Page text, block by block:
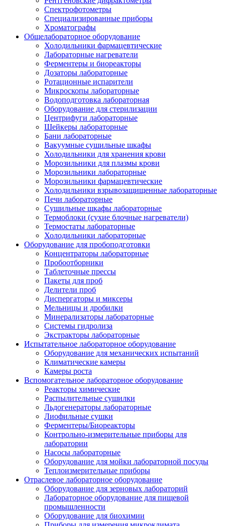
Спектрофотометры
Специализированные приборы
Хроматографы
Общелабораторное оборудование
Холодильники фармацевтические
Лабораторные нагреватели
Ферментеры и биореакторы
Дозаторы лабораторные
Ротационные испарители
Микроскопы лабораторные
Водоподготовка лабораторная
Оборудование для стерилизации
Центрифуги лабораторные
Шейкеры лабораторные
Бани лабораторные
Вакуумные сушильные шкафы
Холодильники для хранения крови
Морозильники для плазмы крови
Морозильники лабораторные
Морозильники фармацевтические
Холодильники взрывозащищенные лабораторные
Печи лабораторные
Сушильные шкафы лабораторные
Термоблоки (сухие блочные нагреватели)
Термостаты лабораторные
Холодильники лабораторные
Оборудование для пробоподготовки
Концентраторы лабораторные
Пробоотборники
Таблеточные прессы
Пакеты для проб
Делители проб
Диспергаторы и миксеры
Мельницы и дробилки
Минерализаторы лабораторные
Системы гидролиза
Экстракторы лабораторные
Испытательное лабораторное оборудование
Оборудование для механических испытаний
Климатические камеры
Камеры роста
Вспомогательное лабораторное оборудование
Реакторы химические
Распылительные сушилки
Льдогенераторы лабораторные
Лиофильные сушки
Ферментеры/Биореакторы
Контрольно-измерительные приборы для
лаборатории
Насосы лабораторные
Оборудование для мойки лабораторной посуды
Теплоизмерительные приборы
Отраслевое лабораторное оборудование
Оборудование для зерновых лабораторий
Лабораторное оборудование для пищевой
промышленности
Оборудование для биохимии